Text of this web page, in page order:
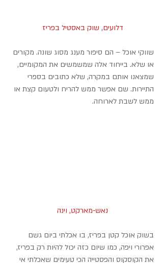
דלועים, שוק באסטיל בפריז
שווקי אוכל – הם סיפור מענג מסוג שונה. מקורים
או שלא. בייחוד אלה שמשמשים את המקומיים,
שמצאנו אותם במקרה, שלא כתובים בספרי
התיירות. שם אפשר ממש להריח ולטעום קצת או
ממש לשבת לארוחה.
נאש-מארקט, וינה
בשוק אוכל קטן בפריז, בו אכלתי ביום גשם
אפרורי ויפה, כמו שיום כזה יכול להיות רק בפריז,
את הקוסקוס והפסטייה הכי טעימים שאכלתי אי